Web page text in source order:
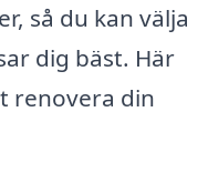
så du kan välja
dig bäst. Här
renovera din